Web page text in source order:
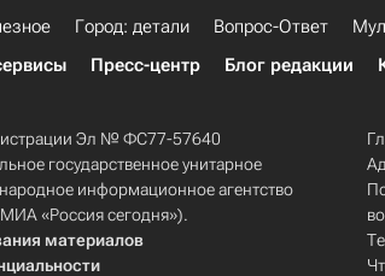
Город: детали Вопрос-Ответ
Пресс-центр Блог редакции
Эл № ФС77-57640
государственное унитарное
информационное агентство
«Россия сегодня»).
материалов